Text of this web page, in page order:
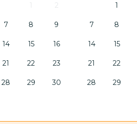
1 2
7 8 9
14 15 16
21 22 23
28 29 30
1
7 8
14 15
21 22
28 29